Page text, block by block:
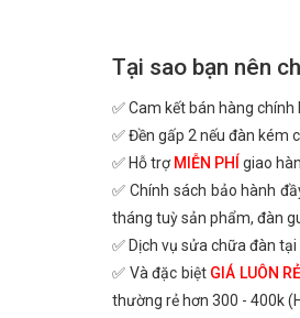
Tại sao bạn nên
✅ Cam kết bán hàng
✅ Đền gấp 2 nếu đàn kém
✅ Hỗ trợ MIỄN PHÍ giao
✅ Chính sách bảo hành
tháng tuỳ sản phẩm, đàn
✅ Dịch vụ sửa chữa đàn
✅ Và đặc biệt GIÁ LUÔN
thường rẻ hơn 300 - 400k